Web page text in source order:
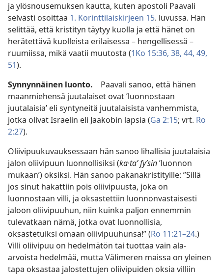
ja ylösnousemuksen kautta, kuten apostoli Paavali
selvästi osoittaa 1. Korinttilaiskirjeen 15. luvussa. Hän
selittää, että kristityn täytyy kuolla ja että hänet on
herätettävä kuolleista erilaisessa – hengellisessä –
ruumiissa, mikä vaatii muutosta (1Ko 15:36, 38, 44, 49,
51).
Synnynnäinen luonto. Paavali sanoo, että hänen
maanmiehensä juutalaiset ovat ’luonnostaan
juutalaisia’ eli syntyneitä juutalaisista vanhemmista,
jotka olivat Israelin eli Jaakobin lapsia (Ga 2:15; vrt. Ro
2:27).
Oliivipuukuvauksessaan hän sanoo lihallisia juutalaisia
jalon oliivipuun luonnollisiksi (ka·taʹ fyʹsin’luonnon
mukaan’) oksiksi. Hän sanoo pakanakristityille: ”Sillä
jos sinut hakattiin pois oliivipuusta, joka on
luonnostaan villi, ja oksastettiin luonnonvastaisesti
jaloon oliivipuuhun, niin kuinka paljon ennemmin
tulevatkaan nämä, jotka ovat luonnollisia,
oksastetuiksi omaan oliivipuuhunsa!” (Ro 11:21–24.)
Villi oliivipuu on hedelmätön tai tuottaa vain ala-
arvoista hedelmää, mutta Välimeren maissa on yleinen
tapa oksastaa jalostettujen oliivipuiden oksia villiin